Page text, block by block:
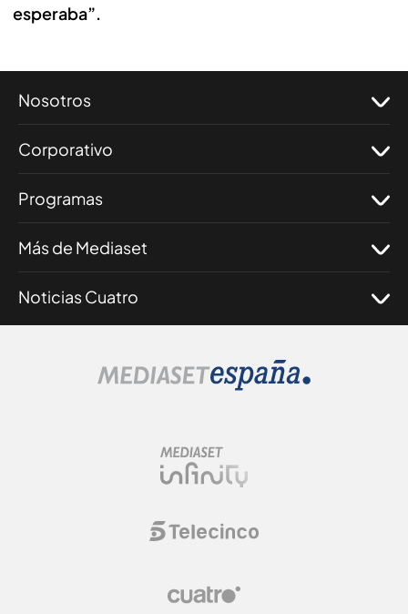
esperaba”.
Nosotros
Corporativo
Programas
Más de Mediaset
Noticias Cuatro